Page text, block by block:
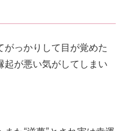
っかりして目が覚めた
が悪い気がしてしまい